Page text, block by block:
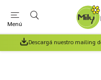
Menú
Descargá nuestro mailing